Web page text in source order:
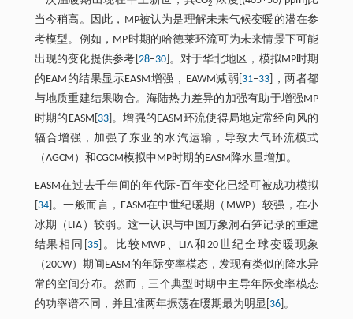
2
当今稍高。因此，MP被认为是理解未来气候变暖的潜在参
考模型。例如，MP时期的哈德莱环流可为未来情景下可能
出现的变化提供参考[ 28–30]。对于华北地区，模拟MP时期
的EAM的结果显示EASM增强，EAWM减弱[ 31–33 ]，两者都
与地质重建结果吻合。海陆热力差异的加强有助于增强MP
时期的EASM[ 33]。增强的EASM环流使得局地定常经向风的
辐合增强，加强了东亚的水汽运输，导致大气环流模式
（AGCM）和CGCM模拟中MP时期的EASM降水量增加。
EASM在过去千年间的年代际-百年变化已经可被成功模拟
34]。一般而言，EASM在中世纪暖期（MWP）较强，在小
冰期（LIA）较弱。这一认识与中国万象洞石笋记录的重建
结果相同[ 35 ]。比较MWP、LIA和20世纪全球变暖现象
（20CW）期间EASM的年际变率模态，发现有类似的降水异
常的空间分布。然而，三个典型时期中主导年际变率模态
的功率谱不同，并且准两年振荡在暖期最为明显[ 36]。